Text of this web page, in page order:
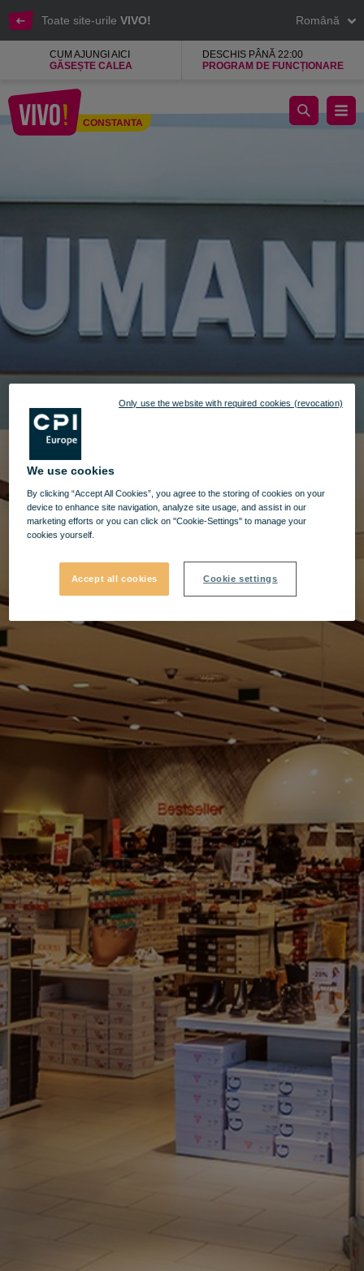
Toate site-urile VIVO! Română
CUM AJUNGI AICI
GĂSEȘTE CALEA
DESCHIS PÂNĂ 22:00
PROGRAM DE FUNCȚIONARE
CONSTANTA
Humanic, selectie de moda internationala a pantofilor
We use cookies
By clicking “Accept All Cookies”, you agree to the storing of cookies on your
device to enhance site navigation, analyze site usage, and assist in our
marketing efforts or you can click on "Cookie-Settings" to manage your
cookies yourself.
Accept all cookies Cookie settings
Only use the website with required cookies (revocation)